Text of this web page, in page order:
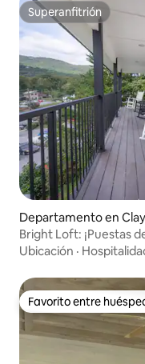
Superanfitrión
Superanfitrión
Departamento en
Bright Loft: ¡Puestas
St!
Ubicación ·
Favorito entre
Favorito entre